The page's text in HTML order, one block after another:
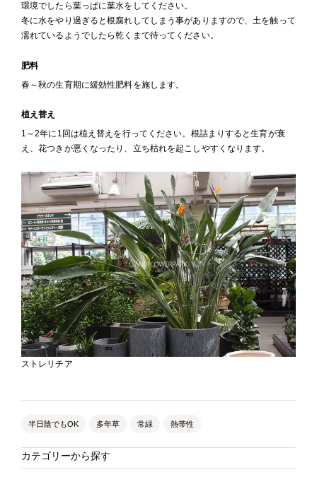
環境でしたら葉っぱに葉水をしてください。
冬に水をやり過ぎると根腐れしてしまう事がありますので、土を触って
濡れているようでしたら乾くまで待ってください。
肥料
春～秋の生育期に緩効性肥料を施します。
植え替え
1～2年に1回は植え替えを行ってください。根詰まりすると生育が衰
え、花つきが悪くなったり、立ち枯れを起こしやすくなります。
ストレリチア
半日陰でもOK 多年草 常緑 熱帯性
カテゴリーから探す